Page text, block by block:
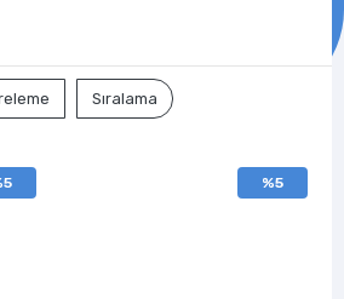
Sıralama
%5